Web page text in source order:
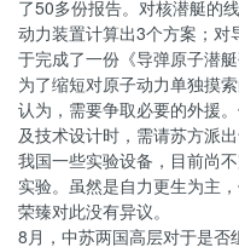
了50多份报告。对核潜艇的
动力装置计算出3个方案；对
于完成了一份《导弹原子潜
为了缩短对原子动力单独摸
认为，需要争取必要的外援
及技术设计时，需请苏方派
我国一些实验设备，目前尚
实验。虽然是自力更生为主
荣臻对此没有异议。
8月，中苏两国高层对于是否